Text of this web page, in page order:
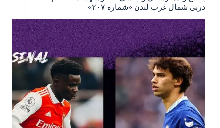
دربی شمال غرب لندن «شماره ۲۰۷»